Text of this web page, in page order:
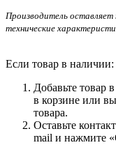
Производитель оставляет
технические
Если товар в наличии:
Добавьте товар
в корзине или
товара.
Оставьте
mail и нажмите